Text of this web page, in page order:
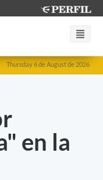
Thursday 6 de August de 2026
en la